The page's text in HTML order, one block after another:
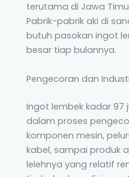
terutama di Jawa
Pabrik-pabrik aki di
butuh pasokan ingot
besar tiap bulannya.
Pengecoran dan
Ingot lembek kadar 97
dalam proses
komponen mesin,
kabel, sampai produk
lelehnya yang relatif